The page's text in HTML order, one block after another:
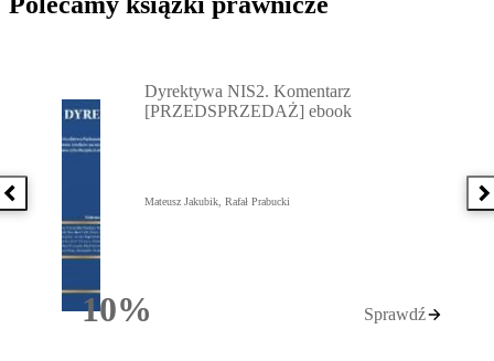
Poprzednia książka
10%Rabatu
Dyrektywa NIS2. Komentarz
[PRZEDSPRZEDAŻ] ebook
Mateusz Jakubik, Rafał Prabucki
Sprawdź